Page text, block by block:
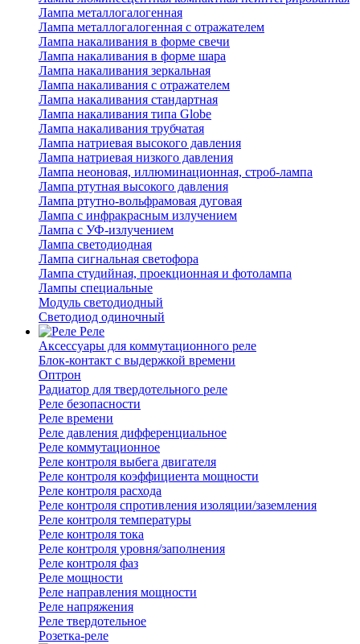
Лампа металлогалогенная
Лампа металлогалогенная с отражателем
Лампа накаливания в форме свечи
Лампа накаливания в форме шара
Лампа накаливания зеркальная
Лампа накаливания с отражателем
Лампа накаливания стандартная
Лампа накаливания типа Globe
Лампа накаливания трубчатая
Лампа натриевая высокого давления
Лампа натриевая низкого давления
Лампа неоновая, иллюминационная, строб-лампа
Лампа ртутная высокого давления
Лампа ртутно-вольфрамовая дуговая
Лампа с инфракрасным излучением
Лампа с УФ-излучением
Лампа светодиодная
Лампа сигнальная светофора
Лампа студийная, проекционная и фотолампа
Лампы специальные
Модуль светодиодный
Светодиод одиночный
Реле
Аксессуары для коммутационного реле
Блок-контакт с выдержкой времени
Оптрон
Радиатор для твердотельного реле
Реле безопасности
Реле времени
Реле давления дифференциальное
Реле коммутационное
Реле контроля выбега двигателя
Реле контроля коэффициента мощности
Реле контроля расхода
Реле контроля спротивления изоляции/заземления
Реле контроля температуры
Реле контроля тока
Реле контроля уровня/заполнения
Реле контроля фаз
Реле мощности
Реле направления мощности
Реле напряжения
Реле твердотельное
Розетка-реле